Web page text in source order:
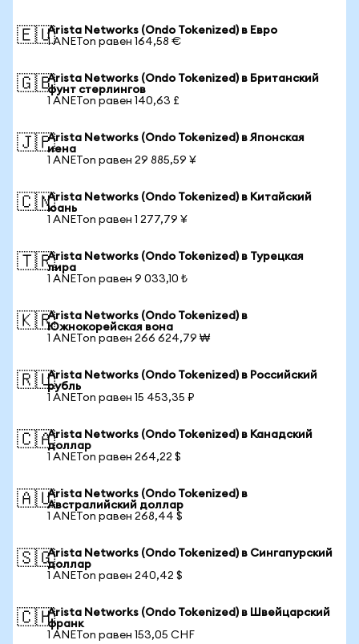
🇪🇺Arista Networks (Ondo Tokenized) в Евро
1 ANETon равен 164,58 €
🇬🇧Arista Networks (Ondo Tokenized) в Британский
фунт стерлингов
1 ANETon равен 140,63 £
🇯🇵Arista Networks (Ondo Tokenized) в Японская
иена
1 ANETon равен 29 885,59 ¥
🇨🇳Arista Networks (Ondo Tokenized) в Китайский
юань
1 ANETon равен 1 277,79 ¥
🇹🇷Arista Networks (Ondo Tokenized) в Турецкая
лира
1 ANETon равен 9 033,10 ₺
🇰🇷Arista Networks (Ondo Tokenized) в
Южнокорейская вона
1 ANETon равен 266 624,79 ₩
🇷🇺Arista Networks (Ondo Tokenized) в Российский
рубль
1 ANETon равен 15 453,35 ₽
🇨🇦Arista Networks (Ondo Tokenized) в Канадский
доллар
1 ANETon равен 264,22 $
🇦🇺Arista Networks (Ondo Tokenized) в
Австралийский доллар
1 ANETon равен 268,44 $
🇸🇬Arista Networks (Ondo Tokenized) в Сингапурский
доллар
1 ANETon равен 240,42 $
🇨🇭Arista Networks (Ondo Tokenized) в Швейцарский
франк
1 ANETon равен 153,05 CHF